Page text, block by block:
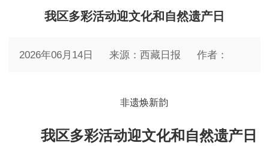
我区多彩活动迎文化和自然遗产日
2026年06月14日 来源：西藏日报 作者：
非遗焕新韵
我区多彩活动迎文化和自然遗产日